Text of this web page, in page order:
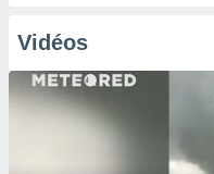
Vidéos